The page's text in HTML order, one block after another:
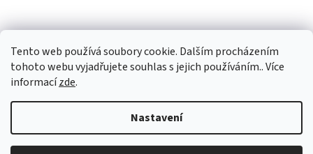
Tento web používá soubory cookie. Dalším procházením
tohoto webu vyjadřujete souhlas s jejich používáním.. Více
informacízde.
Nastavení
Copyright 2026Čmáralkov. Všechna práva vyhrazena.Upravit